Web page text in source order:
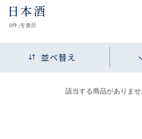
日本酒
0件 /を表示
並べ替え
該当する商品がありませ